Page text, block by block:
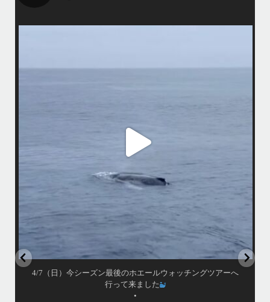
から情報を頂き無事に親子クジラを観察する事ができました
小雨降りしきる中でしたが海は凪で、産まれて間も無い子クジラと母ク
ジラが寄り添って泳ぐ光景は神秘的でしたよ〜
...
4月 7
4/7（日）今シーズン最後のホエールウォッチングツアーへ
行って来ました
•